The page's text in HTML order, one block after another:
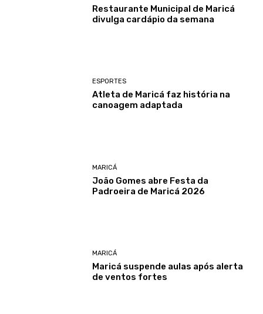
Restaurante Municipal de Maricá
divulga cardápio da semana
ESPORTES
Atleta de Maricá faz história na
canoagem adaptada
MARICÁ
João Gomes abre Festa da
Padroeira de Maricá 2026
MARICÁ
Maricá suspende aulas após alerta
de ventos fortes